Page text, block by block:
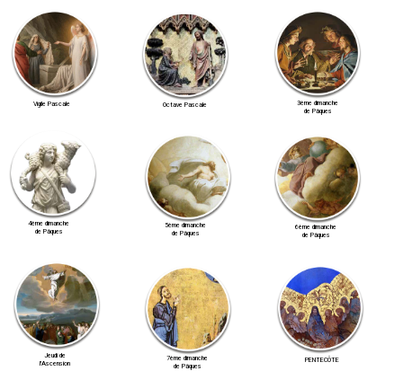
Vigile Pascale Octave Pascale
3ème dimanche
de Pâques
4ème dimanche
de Pâques
5ème dimanche
de Pâques
6ème dimanche
de Pâques
Jeudi de
l'Ascension
7ème dimanche
de Pâques
PENTECÔTE